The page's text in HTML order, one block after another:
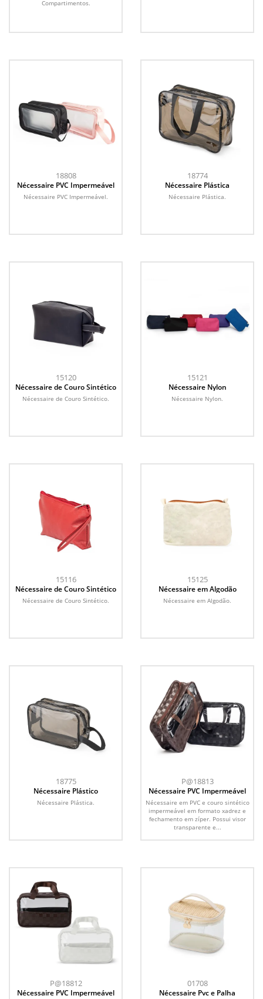
Compartimentos.
18808
Nécessaire PVC Impermeável
Nécessaire PVC Impermeável.
18774
Nécessaire Plástica
Nécessaire Plástica.
15120
Nécessaire de Couro Sintético
Nécessaire de Couro Sintético.
15121
Nécessaire Nylon
Nécessaire Nylon.
15116
Nécessaire de Couro Sintético
Nécessaire de Couro Sintético.
15125
Nécessaire em Algodão
Nécessaire em Algodão.
18775
Nécessaire Plástico
Nécessaire Plástica.
P@18813
Nécessaire PVC Impermeável
Nécessaire em PVC e couro sintético
impermeável em formato xadrez e
fechamento em zíper. Possui visor
transparente e...
P@18812
Nécessaire PVC Impermeável
01708
Nécessaire Pvc e Palha